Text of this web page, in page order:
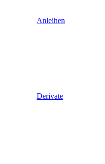
Anleihen
Derivate